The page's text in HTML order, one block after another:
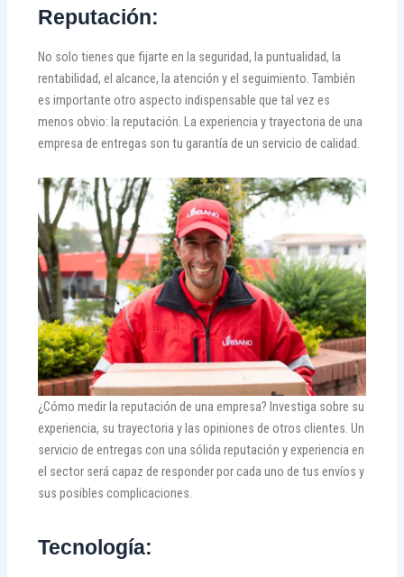
Reputación:
No solo tienes que fijarte en la seguridad, la puntualidad, la
rentabilidad, el alcance, la atención y el seguimiento. También
es importante otro aspecto indispensable que tal vez es
menos obvio: la reputación. La experiencia y trayectoria de una
empresa de entregas son tu garantía de un servicio de calidad.
¿Cómo medir la reputación de una empresa? Investiga sobre su
experiencia, su trayectoria y las opiniones de otros clientes. Un
servicio de entregas con una sólida reputación y experiencia en
el sector será capaz de responder por cada uno de tus envíos y
sus posibles complicaciones.
Tecnología: